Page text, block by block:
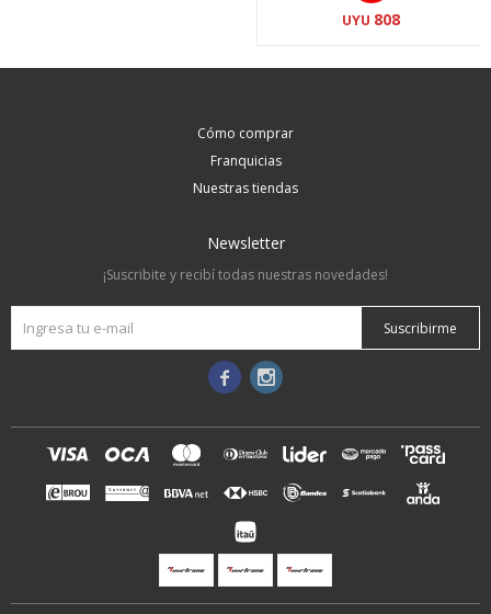
UYU 808
Cómo comprar
Franquicias
Nuestras tiendas
Newsletter
¡Suscribite y recibí todas nuestras novedades!
Suscribirme
 